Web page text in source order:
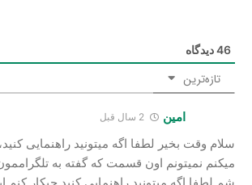
46دیدگاه
تازه‌ترین
امین
سلام وقت بخیر لطفا اگه میتونید راهنمایی
میکنم نمیتونم اون قسمت که گفته به